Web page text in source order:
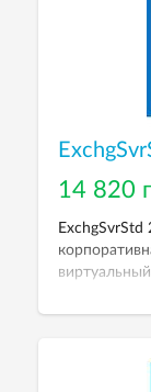
14 820